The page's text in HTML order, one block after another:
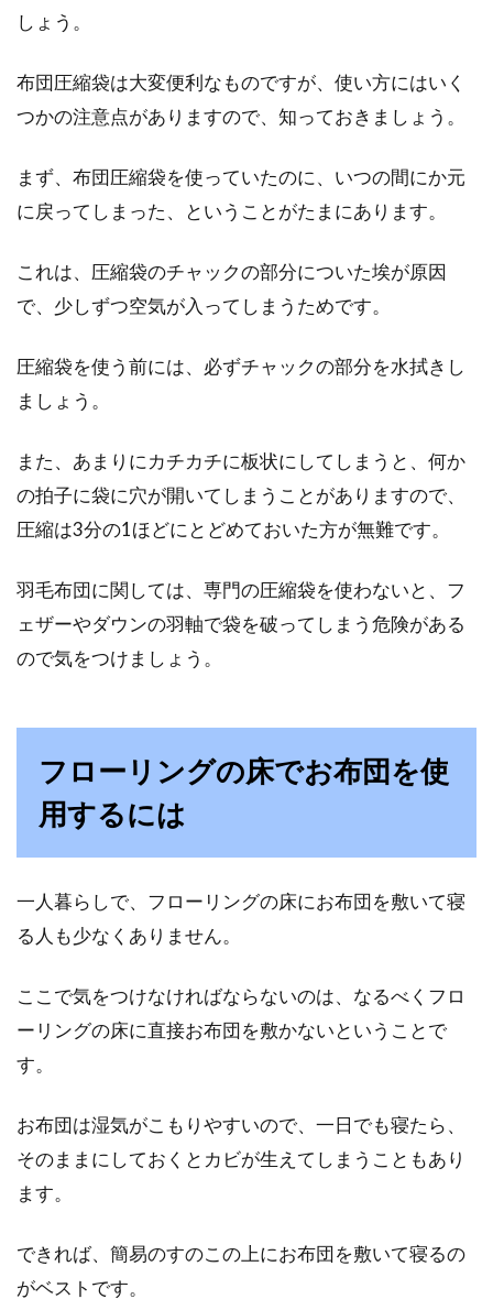
れて...
お布団の上げ下げの必要もなく、クッション性
のいいマットレスで腰にやさしいとも言われて
しょう。
布団圧縮袋は大変便利なものですが、使い方にはいく
つかの注意点がありますので、知っておきましょう。
まず、布団圧縮袋を使っていたのに、いつの間にか元
に戻ってしまった、ということがたまにあります。
これは、圧縮袋のチャックの部分についた埃が原因
で、少しずつ空気が入ってしまうためです。
圧縮袋を使う前には、必ずチャックの部分を水拭きし
ましょう。
また、あまりにカチカチに板状にしてしまうと、何か
の拍子に袋に穴が開いてしまうことがありますので、
圧縮は3分の1ほどにとどめておいた方が無難です。
羽毛布団に関しては、専門の圧縮袋を使わないと、フ
ェザーやダウンの羽軸で袋を破ってしまう危険がある
ので気をつけましょう。
フローリングの床でお布団を使
用するには
一人暮らしで、フローリングの床にお布団を敷いて寝
る人も少なくありません。
ここで気をつけなければならないのは、なるべくフロ
ーリングの床に直接お布団を敷かないということで
す。
お布団は湿気がこもりやすいので、一日でも寝たら、
そのままにしておくとカビが生えてしまうこともあり
ます。
できれば、簡易のすのこの上にお布団を敷いて寝るの
がベストです。